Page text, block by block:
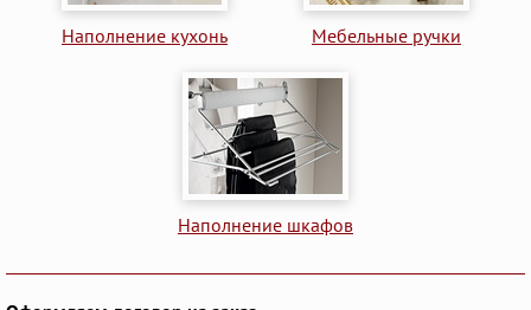
Наполнение кухонь Мебельные ручки
Наполнение шкафов